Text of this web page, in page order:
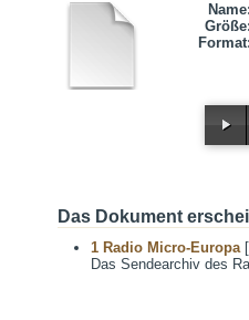
Das Dokument
1 Radio Micro-Europa
Das Sendearchiv des